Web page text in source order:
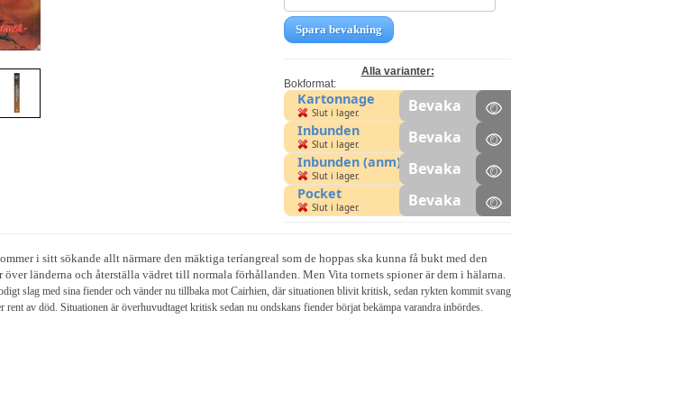
Spara bevakning
Alla varianter:
Bokformat:
Kartonnage
Slut i lager. Bevaka
Inbunden
Slut i lager. Bevaka
Inbunden (anm)
Slut i lager. Bevaka
Pocket
Slut i lager. Bevaka
i sitt sökande allt närmare den mäktiga teríangreal som de hoppas ska kunna få bukt med den
länderna och återställa vädret till normala förhållanden. Men Vita tornets spioner är dem i hälarna.
slag med sina fiender och vänder nu tillbaka mot Cairhien, där situationen blivit kritisk, sedan rykten kommit svang
rent av död. Situationen är överhuvudtaget kritisk sedan nu ondskans fiender börjat bekämpa varandra inbördes.